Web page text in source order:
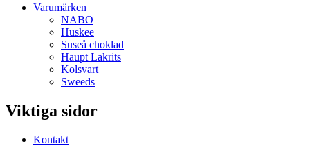
Varumärken
NABO
Huskee
Suseå choklad
Haupt Lakrits
Kolsvart
Sweeds
Viktiga sidor
Kontakt